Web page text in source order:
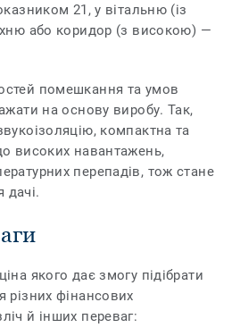
21, у вітальню (із
або коридор (з високою) —
помешкання та умов
на основу виробу. Так,
компактна та
високих навантажень,
перепадів, тож стане
якого дає змогу підібрати
різних фінансових
й інших переваг: